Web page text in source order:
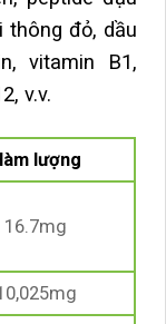
thông đỏ, dầu
vitamin B1,
v.v.
lượng
16.7mg